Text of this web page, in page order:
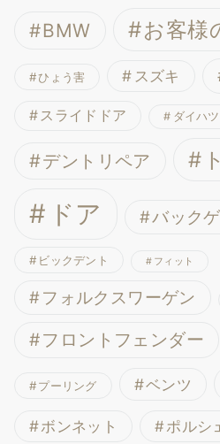
BMW お客様
ひょう害 スズキ
スライドドア ダイハツ
デントリペア
ドア バック
ビックデント フィット
フォルクスワーゲン
フロントフェンダー
プーリング ベンツ
ボンネット ポルシ